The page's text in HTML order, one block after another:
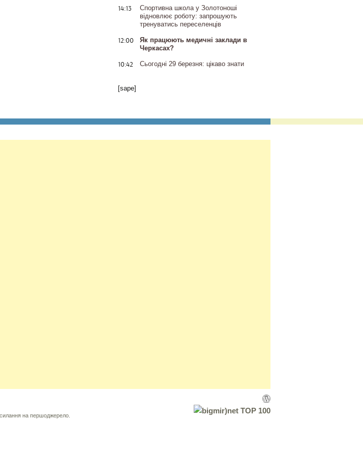
14:13
Спортивна школа у Золотоноші
відновлює роботу: запрошують
тренуватись переселенців
12:00
Як працюють медичні заклади в
Черкасах?
10:42 Сьогодні 29 березня: цікаво знати
[sape]
на першоджерело.